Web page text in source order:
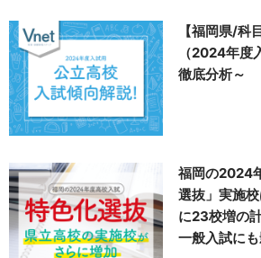
【福岡県/科
（2024年度
徹底分析～
福岡の2024
選抜」実施
に23校増の
一般入試に